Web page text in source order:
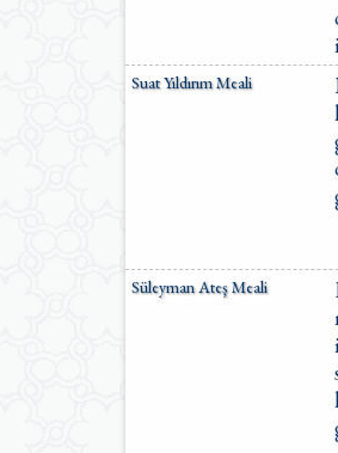
Suat Yıldırım Meali
Süleyman Ateş Meali